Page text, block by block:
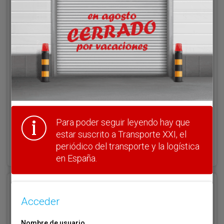
Acceder
Nombre de usuario
¿Olvidó su clave?
Haga clic aquí para recuperarla.
Para poder seguir leyendo hay que
estar suscrito a Transporte XXI, el
periódico del transporte y la logística
en España.
Acceder